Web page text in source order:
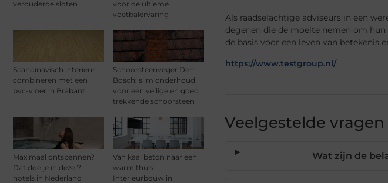
verouderde sloten
voor de ultieme
voetbalervaring
Scandinavisch interieur
combineren met een
pvc-vloer in Brabant
Schoorsteenveger Den
Bosch: slim onderhoud
voor een veilige en goed
trekkende schoorsteen
Maximaal ontspannen?
Dat doe je in deze 7
hotels in Nederland
Van kaal beton naar een
warm thuis:
Interieurbouw in
Als raadselachtige adviseurs in een
degenen die de moeite nemen om
de basis voor een leven van betekenis
https://www.testgroup.nl/
Veelgestelde vragen
Wat zijn de